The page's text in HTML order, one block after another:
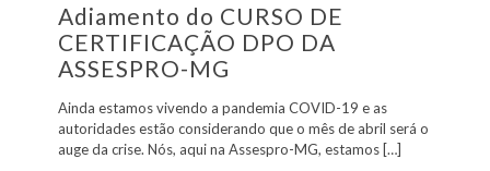
Adiamento do CURSO DE
CERTIFICAÇÃO DPO DA
ASSESPRO-MG
Ainda estamos vivendo a pandemia COVID-19 e as
autoridades estão considerando que o mês de abril será o
auge da crise. Nós, aqui na Assespro-MG, estamos[…]